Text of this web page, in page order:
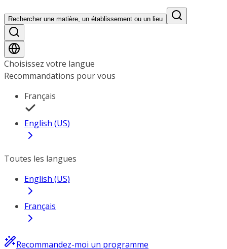
Rechercher une matière, un établissement ou un lieu
Choisissez votre langue
Recommandations pour vous
Français
English (US)
Toutes les langues
English (US)
Français
Recommandez-moi un programme